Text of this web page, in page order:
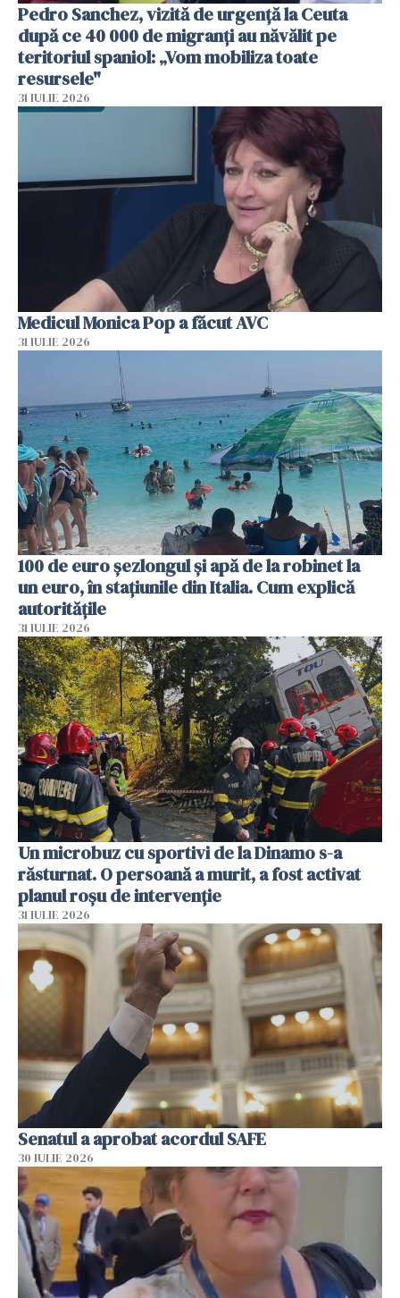
Pedro Sanchez, vizită de urgență la Ceuta
după ce 40 000 de migranți au năvălit pe
teritoriul spaniol: „Vom mobiliza toate
resursele"
31 IULIE 2026
Medicul Monica Pop a făcut AVC
31 IULIE 2026
100 de euro șezlongul și apă de la robinet la
un euro, în stațiunile din Italia. Cum explică
autoritățile
31 IULIE 2026
Un microbuz cu sportivi de la Dinamo s-a
răsturnat. O persoană a murit, a fost activat
planul roșu de intervenție
31 IULIE 2026
Senatul a aprobat acordul SAFE
30 IULIE 2026